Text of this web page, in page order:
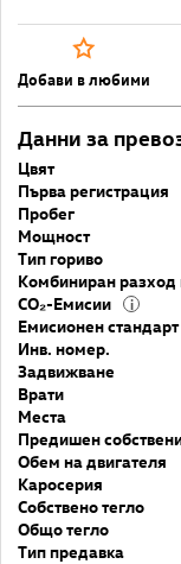
Добави в любими
Данни за
Цвят
Първа регистрация
Пробег
Мощност
Тип гориво
Комбиниран разход
CO₂-Емисии
i
Емисионен стандарт
Инв. номер.
Задвижване
Врати
Места
Предишен
Обем на двигателя
Каросерия
Собствено тегло
Общо тегло
Тип предавка